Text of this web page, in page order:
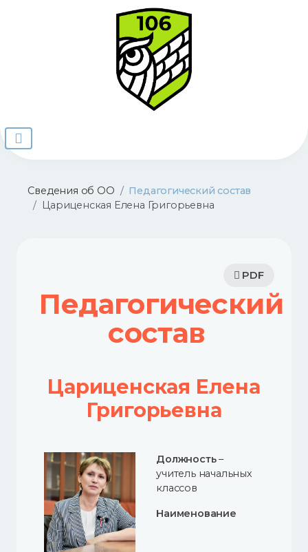
Сведения об ОО
Педагогический состав
Цариценская Елена Григорьевна
PDF
Педагогический
состав
Цариценская Елена
Григорьевна
Должность–
учитель начальных
классов
Наименование